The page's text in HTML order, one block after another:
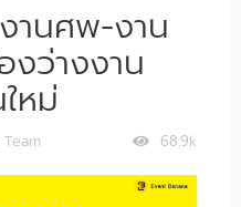
านศพ-งาน
ว่างงาน
หม่
68.9k